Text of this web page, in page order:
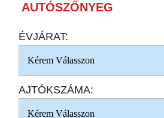
AUTÓSZŐNYEG
ÉVJÁRAT:
AJTÓKSZÁMA: